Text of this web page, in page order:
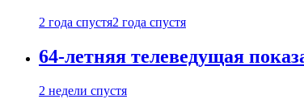
2 года спустя2 года спустя
64-летняя телеведущая
2 недели спустя